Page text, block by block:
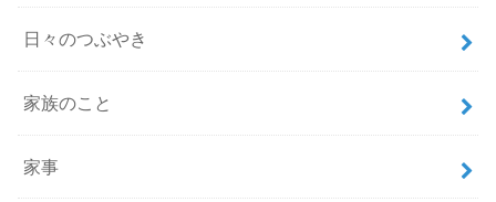
日々のつぶやき
家族のこと
家事